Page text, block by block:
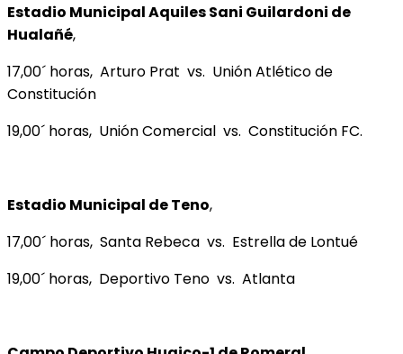
Estadio Municipal Aquiles Sani Guilardoni de
Hualañé,
17,00´ horas, Arturo Prat vs. Unión Atlético de
Constitución
19,00´ horas, Unión Comercial vs. Constitución FC.
Estadio Municipal de Teno,
17,00´ horas, Santa Rebeca vs. Estrella de Lontué
19,00´ horas, Deportivo Teno vs. Atlanta